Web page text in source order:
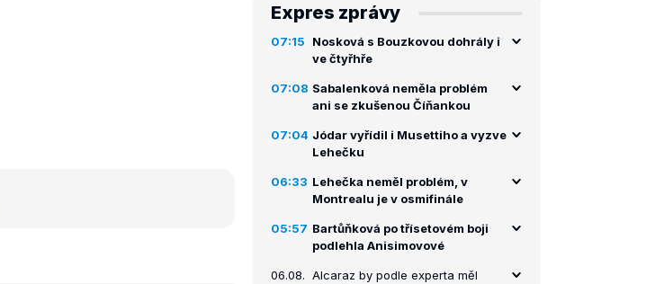
Expres zprávy
07:15
Nosková s Bouzkovou dohrály i
ve čtyřhře
07:08 Sabalenková neměla problém
ani se zkušenou Číňankou
07:04 Jódar vyřídil i Musettiho a vyzve
Lehečku
06:33 Lehečka neměl problém, v
Montrealu je v osmifinále
05:57 Bartůňková po třísetovém boji
podlehla Anisimovové
06.08. Alcaraz by podle experta měl